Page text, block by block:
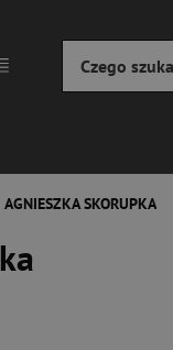
AGNIESZKA SKORUPKA